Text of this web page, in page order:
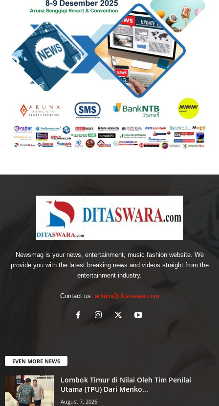
Newsmag is your news, entertainment, music fashion website. We
provide you with the latest breaking news and videos straight from the
entertainment industry.
Contact us: admin@ditaswara.com
EVEN MORE NEWS
Lombok Timur di Nilai Oleh Tim Penilai
Utama (TPU) Dari Menko...
August 7, 2026